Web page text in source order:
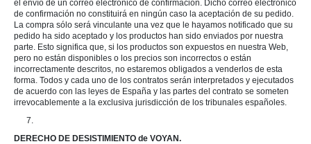
el envío de un correo electrónico de confirmación. Dicho correo electrónico
de confirmación no constituirá en ningún caso la aceptación de su pedido.
La compra sólo será vinculante una vez que le hayamos notificado que su
pedido ha sido aceptado y los productos han sido enviados por nuestra
parte. Esto significa que, si los productos son expuestos en nuestra Web,
pero no están disponibles o los precios son incorrectos o están
incorrectamente descritos, no estaremos obligados a venderlos de esta
forma. Todos y cada uno de los contratos serán interpretados y ejecutados
de acuerdo con las leyes de España y las partes del contrato se someten
irrevocablemente a la exclusiva jurisdicción de los tribunales españoles.
7.
DERECHO DE DESISTIMIENTO de VOYAN.